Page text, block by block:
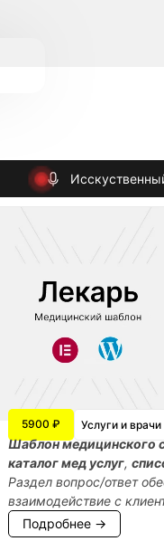
($message
5900 ₽ Услуги и врачи
Шаблон медицинского
каталог мед услуг,
Раздел вопрос/ответ
взаимодействие с
Подробнее →